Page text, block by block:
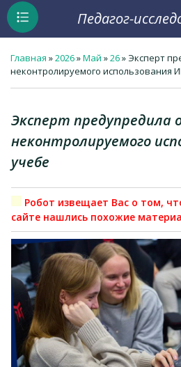
Педагог-
Главная »2026»Май »26» Эксперт
неконтролируемого использования
Эксперт предупредила
неконтролируемого
учебе
Робот извещает Вас о том,
сайте нашлись похожие